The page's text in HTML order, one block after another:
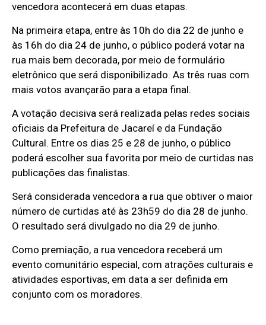
vencedora acontecerá em duas etapas.
Na primeira etapa, entre às 10h do dia 22 de junho e
às 16h do dia 24 de junho, o público poderá votar na
rua mais bem decorada, por meio de formulário
eletrônico que será disponibilizado. As três ruas com
mais votos avançarão para a etapa final.
A votação decisiva será realizada pelas redes sociais
oficiais da Prefeitura de Jacareí e da Fundação
Cultural. Entre os dias 25 e 28 de junho, o público
poderá escolher sua favorita por meio de curtidas nas
publicações das finalistas.
Será considerada vencedora a rua que obtiver o maior
número de curtidas até às 23h59 do dia 28 de junho.
O resultado será divulgado no dia 29 de junho.
Como premiação, a rua vencedora receberá um
evento comunitário especial, com atrações culturais e
atividades esportivas, em data a ser definida em
conjunto com os moradores.